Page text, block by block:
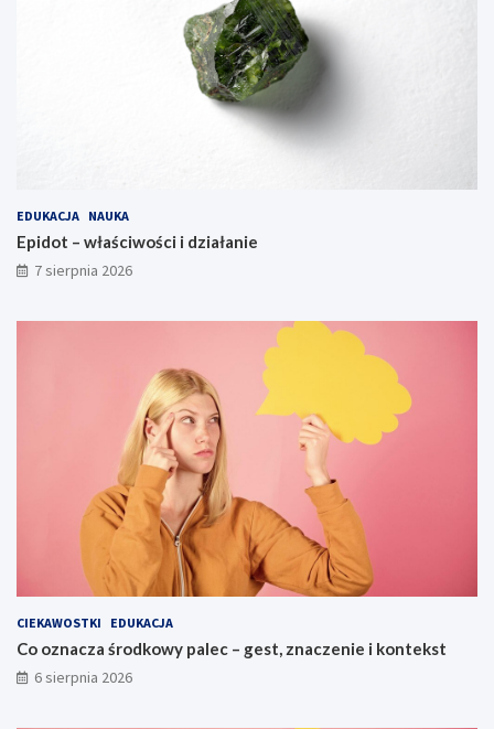
EDUKACJA NAUKA
Epidot – właściwości i działanie
7 sierpnia 2026
CIEKAWOSTKI EDUKACJA
Co oznacza środkowy palec – gest, znaczenie i kontekst
6 sierpnia 2026